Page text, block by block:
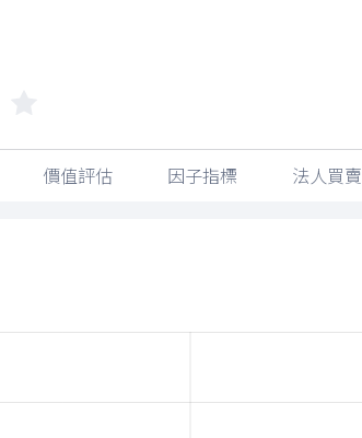
價值評估 因子指標 法人買賣